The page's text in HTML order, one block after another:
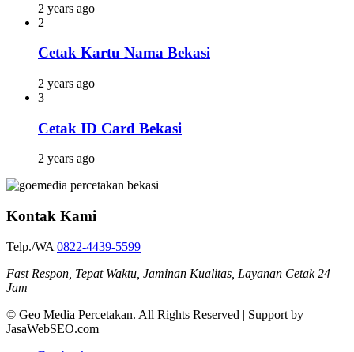
2 years ago
2
Cetak Kartu Nama Bekasi
2 years ago
3
Cetak ID Card Bekasi
2 years ago
Kontak Kami
Telp./WA 0822-4439-5599
Fast Respon, Tepat Waktu, Jaminan Kualitas, Layanan Cetak 24
Jam
© Geo Media Percetakan. All Rights Reserved | Support by
JasaWebSEO.com